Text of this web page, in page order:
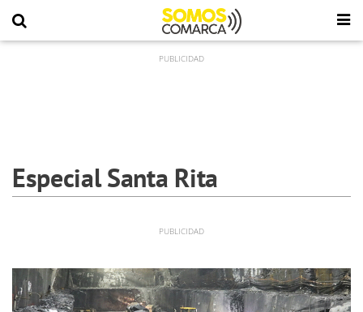
Especial Santa Rita